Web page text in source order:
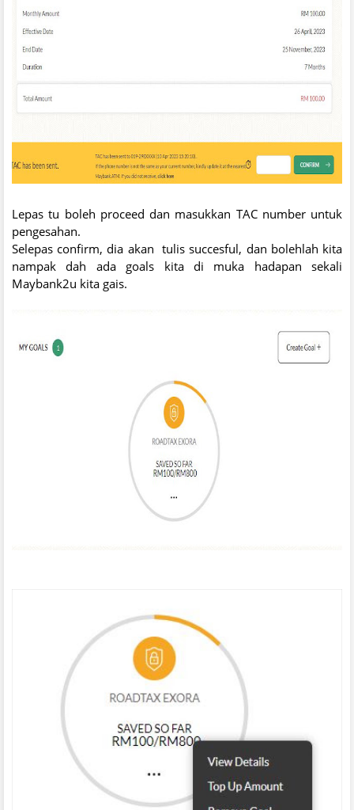
Lepas tu boleh proceed dan masukkan TAC number untuk
pengesahan.
Selepas confirm, dia akan tulis succesful, dan bolehlah kita
nampak dah ada goals kita di muka hadapan sekali
Maybank2u kita gais.